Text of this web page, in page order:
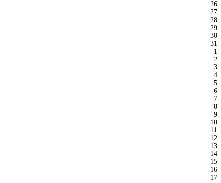
26
27
28
29
30
31
1
2
3
4
5
6
7
8
9
10
11
12
13
14
15
16
17